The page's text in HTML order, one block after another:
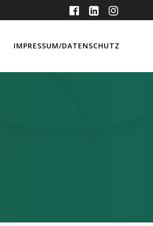
IMPRESSUM/DATENSCHUTZ